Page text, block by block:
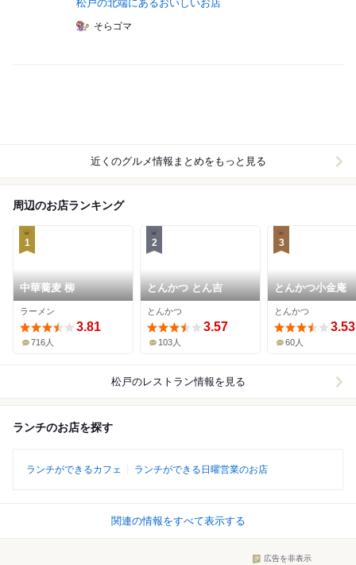
松戸の北端にあるおいしいお店
そらゴマ
近くのグルメ情報まとめをもっと見る
周辺のお店ランキング
1
中華蕎麦 柳
ラーメン
3.81
716人
2
とんかつ とん吉
とんかつ
3.57
103人
3
とんかつ小金庵
とんかつ
3.53
60人
松戸のレストラン情報を見る
ランチのお店を探す
ランチができるカフェ ランチができる日曜営業のお店
関連の情報をすべて表示する
広告を非表示